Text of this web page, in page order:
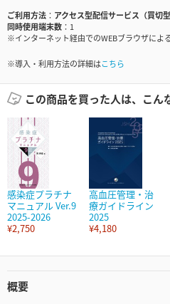
ご利用方法
アクセス型配信サービス（買切型
同時使用端末数
1
※インターネット経由でのWEBブラウザによ
※導入・利用方法の詳細はこちら
この商品を買った人は、こん
感染症プラチナ
マニュアル Ver.9
2025-2026
¥2,750
高血圧管理・治
療ガイドライン
2025
¥4,180
概要